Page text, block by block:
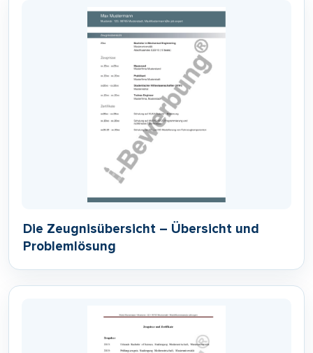
Die Zeugnisübersicht – Übersicht und
Problemlösung